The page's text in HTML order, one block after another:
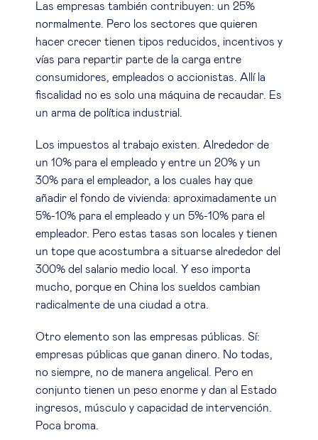
Las empresas también contribuyen: un 25%
normalmente. Pero los sectores que quieren
hacer crecer tienen tipos reducidos, incentivos y
vías para repartir parte de la carga entre
consumidores, empleados o accionistas. Allí la
fiscalidad no es solo una máquina de recaudar. Es
un arma de política industrial.
Los impuestos al trabajo existen. Alrededor de
un 10% para el empleado y entre un 20% y un
30% para el empleador, a los cuales hay que
añadir el fondo de vivienda: aproximadamente un
5%-10% para el empleado y un 5%-10% para el
empleador. Pero estas tasas son locales y tienen
un tope que acostumbra a situarse alrededor del
300% del salario medio local. Y eso importa
mucho, porque en China los sueldos cambian
radicalmente de una ciudad a otra.
Otro elemento son las empresas públicas. Sí:
empresas públicas que ganan dinero. No todas,
no siempre, no de manera angelical. Pero en
conjunto tienen un peso enorme y dan al Estado
ingresos, músculo y capacidad de intervención.
Poca broma.